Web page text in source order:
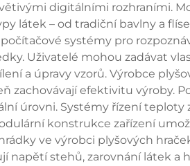
digitálními rozhraními.
látek – od tradiční bavlny a
systémy pro
Uživatelé mohou zadávat
a úpravy vzorů. Výrobce
zachovávají efektivitu výroby.
úrovni. Systémy řízení
konstrukce zařízení
ve výrobci plyšových
napětí stehů, zarovnání látek